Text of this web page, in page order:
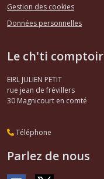
Gestion des cookies
Données personnelles
Le ch'ti comptoir
EIRL JULIEN PETIT
rue jean de frévillers
30 Magnicourt en comté
Téléphone
Parlez de nous